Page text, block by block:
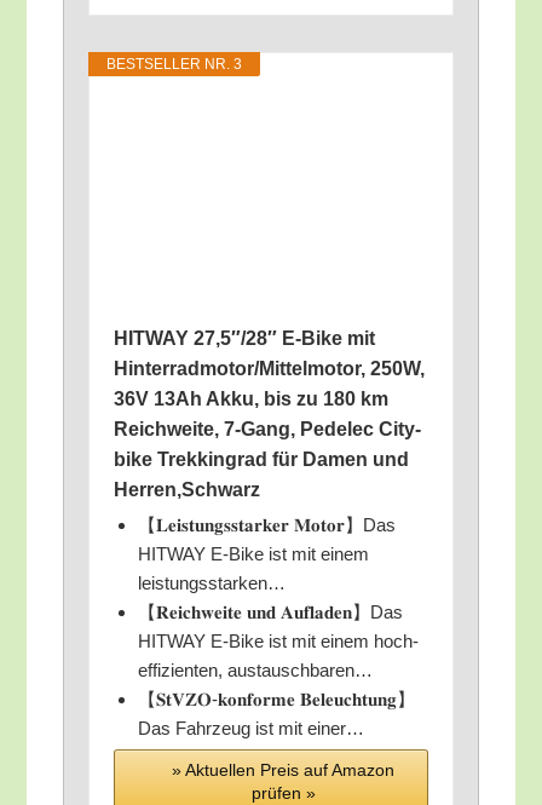
BEST­SEL­LER NR. 3
HITWAY 27,5″/28″ E‑Bike mit
Hinterradmotor/​Mittelmotor, 250W,
36V 13Ah Akku, bis zu 180 km
Reich­wei­te, 7‑Gang, Pedelec City­
bike Trek­king­rad für Damen und
Herren,Schwarz
【𝐋𝐞𝐢𝐬𝐭𝐮𝐧𝐠𝐬𝐬𝐭𝐚𝐫𝐤𝐞𝐫 𝐌𝐨𝐭𝐨𝐫】Das
HITWAY E‑Bike ist mit einem
leistungsstarken…
【𝐑𝐞𝐢𝐜𝐡𝐰𝐞𝐢𝐭𝐞 𝐮𝐧𝐝 𝐀𝐮𝐟𝐥𝐚𝐝𝐞𝐧】Das
HITWAY E‑Bike ist mit einem hoch­
ef­fi­zi­en­ten, austauschbaren…
【𝐒𝐭𝐕𝐙𝐎-𝐤𝐨𝐧𝐟𝐨𝐫𝐦𝐞 𝐁𝐞𝐥𝐞𝐮𝐜𝐡𝐭𝐮𝐧𝐠】
Das Fahr­zeug ist mit einer…
» Aktu­el­len Preis auf Ama­zon
prü­fen »